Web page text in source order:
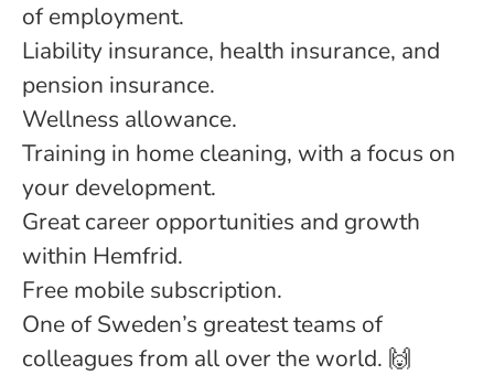
of employment.
Liability insurance, health insurance, and
pension insurance.
Wellness allowance.
Training in home cleaning, with a focus on
your development.
Great career opportunities and growth
within Hemfrid.
Free mobile subscription.
One of Sweden’s greatest teams of
colleagues from all over the world. 🙌